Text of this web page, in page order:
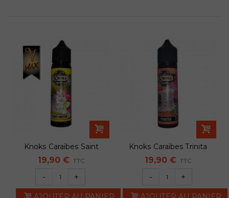
Knoks Caraïbes Saint
Martin VMAX...
19,90 € TTC
- +
Knoks Caraïbes Trinita
50ml
19,90 € TTC
- +